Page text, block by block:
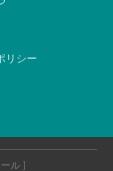
リシー
ル ]